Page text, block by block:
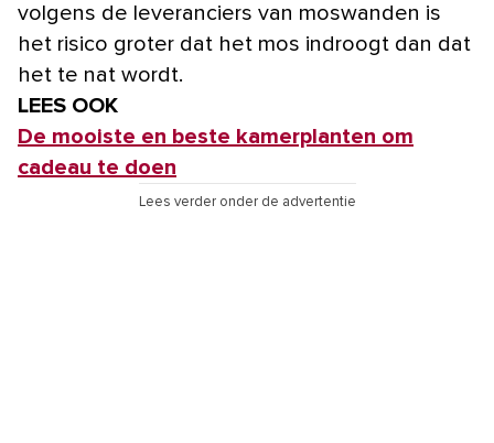
volgens de leveranciers van moswanden is
het risico groter dat het mos indroogt dan dat
het te nat wordt.
LEES OOK
De mooiste en beste kamerplanten om
cadeau te doen
Lees verder onder de advertentie